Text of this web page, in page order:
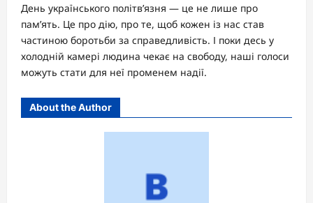
День українського політв’язня — це не лише про
пам’ять. Це про дію, про те, щоб кожен із нас став
частиною боротьби за справедливість. І поки десь у
холодній камері людина чекає на свободу, наші голоси
можуть стати для неї променем надії.
About the Author